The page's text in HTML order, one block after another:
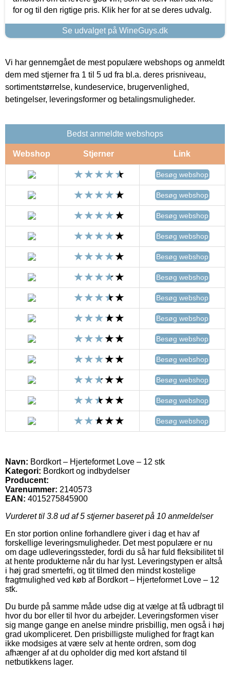
for og til den rigtige pris. Klik her for at se deres udvalg.
Se udvalget på WineGuys.dk
Vi har gennemgået de mest populære webshops og anmeldt
dem med stjerner fra 1 til 5 ud fra bl.a. deres prisniveau,
sortimentstørrelse, kundeservice, brugervenlighed,
betingelser, leveringsformer og betalingsmuligheder.
Bedst anmeldte webshops
Webshop Stjerner Link
Besøg webshop
Besøg webshop
Besøg webshop
Besøg webshop
Besøg webshop
Besøg webshop
Besøg webshop
Besøg webshop
Besøg webshop
Besøg webshop
Besøg webshop
Besøg webshop
Besøg webshop
Navn: Bordkort – Hjerteformet Love – 12 stk
Kategori: Bordkort og indbydelser
Producent:
Varenummer: 2140573
EAN: 4015275845900
Vurderet til 3.8 ud af 5 stjerner baseret på 10 anmeldelser
En stor portion online forhandlere giver i dag et hav af
forskellige leveringsmuligheder. Det mest populære er nu
om dage udleveringssteder, fordi du så har fuld fleksibilitet til
at hente produkterne når du har lyst. Leveringstypen er altså
i høj grad smertefri, og tit tilmed den mindst kostelige
fragtmulighed ved køb af Bordkort – Hjerteformet Love – 12
stk.
Du burde på samme måde udse dig at vælge at få udbragt til
hvor du bor eller til hvor du arbejder. Leveringsformen viser
sig mange gange en anelse mindre prisbillig, men også i høj
grad ukompliceret. Den prisbilligste mulighed for fragt kan
ikke modsiges at være selv at hente ordren, som dog
afhænger af at du opholder dig med kort afstand til
netbutikkens lager.